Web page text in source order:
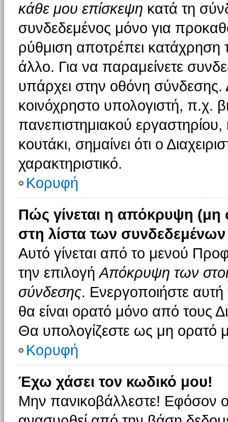
κάθε μου επίσκεψη κατά τη
συνδεδεμένος μόνο για
ρύθμιση αποτρέπει
άλλο. Για να παραμείνετε
υπάρχει στην οθόνη σύνδεσης.
κοινόχρηστο υπολογιστή, π.χ.
πανεπιστημιακού
κουτάκι, σημαίνει ότι ο
χαρακτηριστικό.
Κορυφή
Πώς γίνεται η απόκρυψη
στη λίστα των
Αυτό γίνεται από το μενού
την επιλογήΑπόκρυψη των
σύνδεσης. Ενεργοποιήστε
θα είναι ορατό μόνο από τους
Θα υπολογίζεστε ως μη ορατό
Κορυφή
Έχω χάσει τον κωδικό μου!
Μην πανικοβάλλεστε! Εφόσον